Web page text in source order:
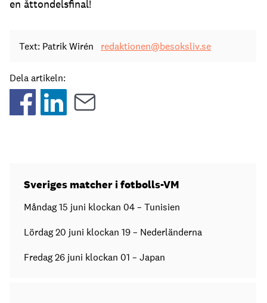
en åttondelsfinal!
Text: Patrik Wirén redaktionen@besoksliv.se
Dela artikeln:
Sveriges matcher i fotbolls-VM
Måndag 15 juni klockan 04 – Tunisien
Lördag 20 juni klockan 19 – Nederländerna
Fredag 26 juni klockan 01 – Japan